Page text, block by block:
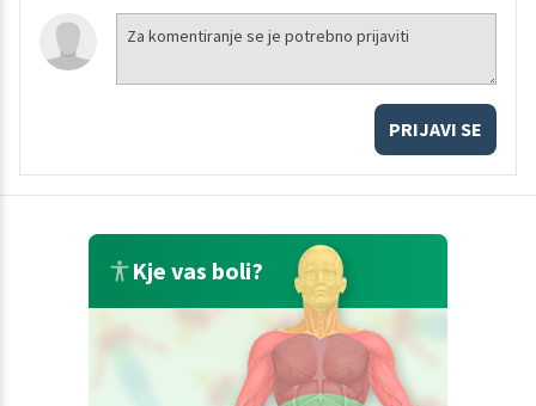
PRIJAVI SE
Kje vas boli?